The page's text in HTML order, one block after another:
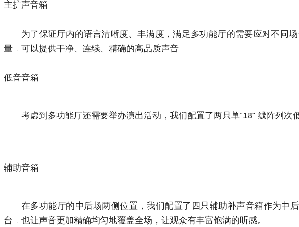
主扩声音箱
为了保证厅内的语言清晰度、丰满度，满足多功能厅的需要应对不同
量，可以提供干净、连续、精确的高品质声音
低音音箱
考虑到多功能厅还需要举办演出活动，我们配置了两只单“18” 线阵列次
辅助音箱
在多功能厅的中后场两侧位置，我们配置了四只辅助补声音箱作为中
台，也让声音更加精确均匀地覆盖全场，让观众有丰富饱满的听感。